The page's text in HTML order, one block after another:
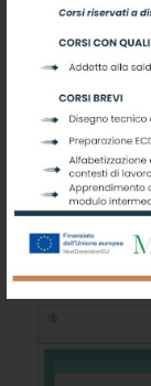
laboratorio di
il rispetto per
nuova
limitrofi,
essere il
misurabile.
Articolo al
https://
via-il-